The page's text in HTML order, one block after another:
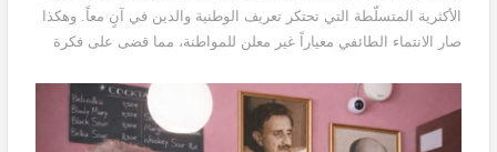
الأكثرية المتسلّطة التي تحتكر تعريف الوطنية والدين في آنٍ معاً. وهكذا
صار الانتماء الطائفي معياراً غير معلن للمواطنة، مما قضى على فكرة